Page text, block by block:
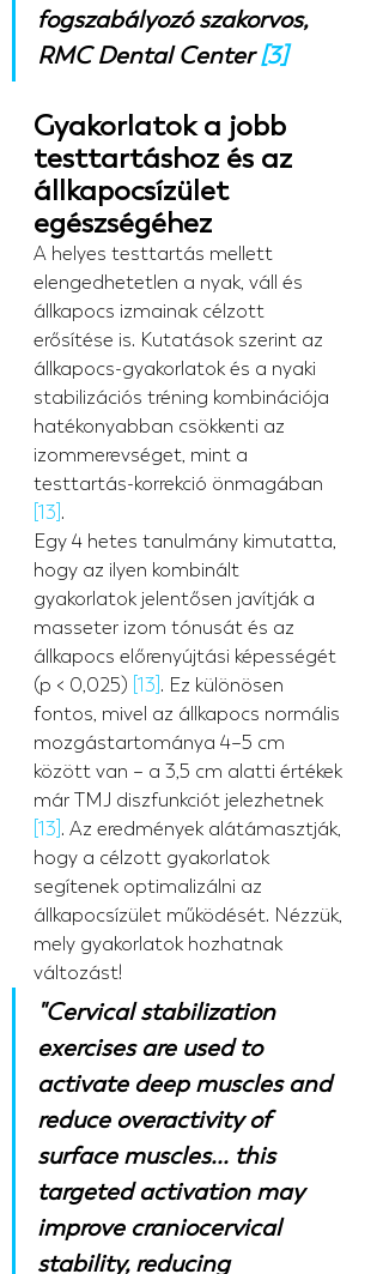
fogszabályozó szakorvos,
RMC Dental Center [3]
Gyakorlatok a jobb
testtartáshoz és az
állkapocsízület
egészségéhez
A helyes testtartás mellett
elengedhetetlen a nyak, váll és
állkapocs izmainak célzott
erősítése is. Kutatások szerint az
állkapocs-gyakorlatok és a nyaki
stabilizációs tréning kombinációja
hatékonyabban csökkenti az
izommerevséget, mint a
testtartás-korrekció önmagában
[13] .
Egy 4 hetes tanulmány kimutatta,
hogy az ilyen kombinált
gyakorlatok jelentősen javítják a
masseter izom tónusát és az
állkapocs előrenyújtási képességét
(p < 0,025) [13] . Ez különösen
fontos, mivel az állkapocs normális
mozgástartománya 4–5 cm
között van – a 3,5 cm alatti értékek
már TMJ diszfunkciót jelezhetnek
[13] . Az eredmények alátámasztják,
hogy a célzott gyakorlatok
segítenek optimalizálni az
állkapocsízület működését. Nézzük,
mely gyakorlatok hozhatnak
változást!
"Cervical stabilization
exercises are used to
activate deep muscles and
reduce overactivity of
surface muscles... this
targeted activation may
improve craniocervical
stability, reducing